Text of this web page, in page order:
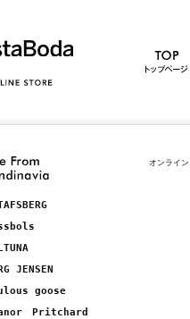
JENSEN
goose
Pritchard
オンライ